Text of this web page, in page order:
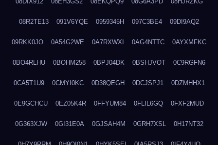
08R2TE13 091V6YQE 0959345H 097C3BE4 09DI9AQ2
09RKK0JO 0A54G2WE 0A7RXWXI 0AG4NTTC 0AYXMFKC
0BO4RLHU 0BOHM258 0BPJ04DK 0BSHJVOT 0C9RGFN6
0CA5T1U9 0CMYI0KC 0D38QEGH 0DCJSPJ1 0DZMHHX1
0E9GCHCU 0EZ05K4R 0FFYUM84 0FLIL6GQ 0FXF2MUD
0G363XJW 0GI31E0A 0GJSAH4M 0GRH7XSL 0H17NT32